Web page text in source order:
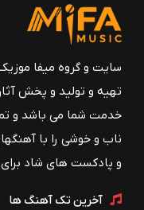
تهیه و تولید و پخش
خدمت شما می باشد و
ناب و خوشی را با
و پادکست های شاد برای
آخرین تک آهنگ ها